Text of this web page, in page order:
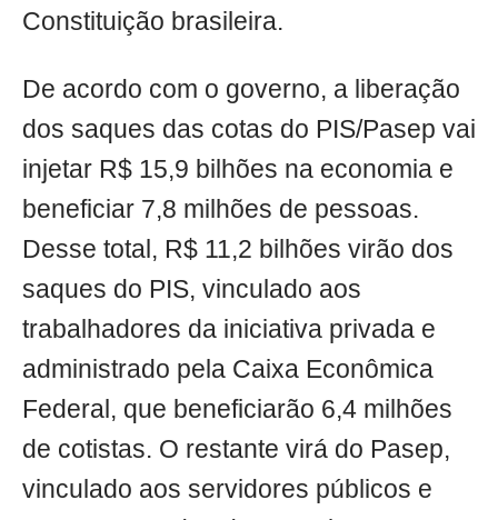
Constituição brasileira.
De acordo com o governo, a liberação
dos saques das cotas do PIS/Pasep vai
injetar R$ 15,9 bilhões na economia e
beneficiar 7,8 milhões de pessoas.
Desse total, R$ 11,2 bilhões virão dos
saques do PIS, vinculado aos
trabalhadores da iniciativa privada e
administrado pela Caixa Econômica
Federal, que beneficiarão 6,4 milhões
de cotistas. O restante virá do Pasep,
vinculado aos servidores públicos e